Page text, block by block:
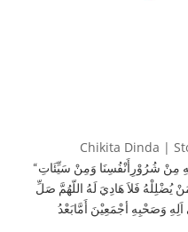
Chikita Dinda |
“نَحْمَدُهُ وَنَسْتَعِيْنُهُ وَنَسْتَغْفِرُهُ وَنَعُوْذُبِاللَّهِ مِنْ شُرُوْرِأَنْفُسِنَا وَمِنْ سَيِّئَاتِ
يُضْلِلْهُ فَلاَ هَادِيَ لَهُ اللّهُمَّ صَلِّ